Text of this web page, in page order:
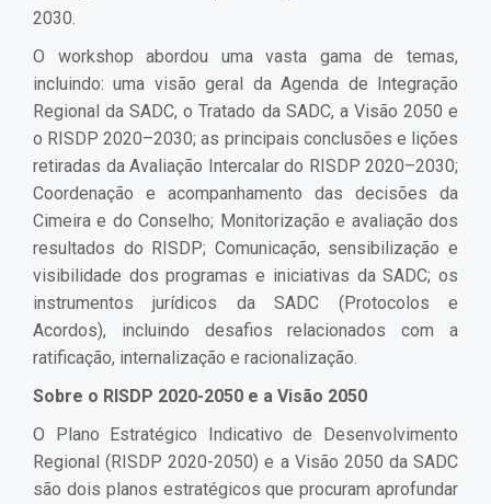
2030.
O workshop abordou uma vasta gama de temas,
incluindo: uma visão geral da Agenda de Integração
Regional da SADC, o Tratado da SADC, a Visão 2050 e
o RISDP 2020–2030; as principais conclusões e lições
retiradas da Avaliação Intercalar do RISDP 2020–2030;
Coordenação e acompanhamento das decisões da
Cimeira e do Conselho; Monitorização e avaliação dos
resultados do RISDP; Comunicação, sensibilização e
visibilidade dos programas e iniciativas da SADC; os
instrumentos jurídicos da SADC (Protocolos e
Acordos), incluindo desafios relacionados com a
ratificação, internalização e racionalização.
Sobre o RISDP 2020-2050 e a Visão 2050
O Plano Estratégico Indicativo de Desenvolvimento
Regional (RISDP 2020-2050) e a Visão 2050 da SADC
são dois planos estratégicos que procuram aprofundar